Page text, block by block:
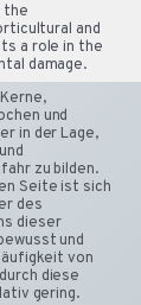
the
and
a role in the
damage.
und
in der Lage,
zu bilden.
Seite ist sich
des
dieser
und
von
diese
gering.